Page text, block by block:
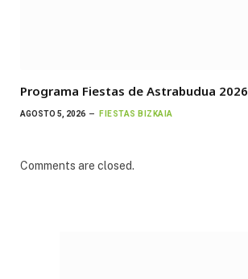
Programa Fiestas de Astrabudua 2026
AGOSTO 5, 2026 FIESTAS BIZKAIA
Comments are closed.